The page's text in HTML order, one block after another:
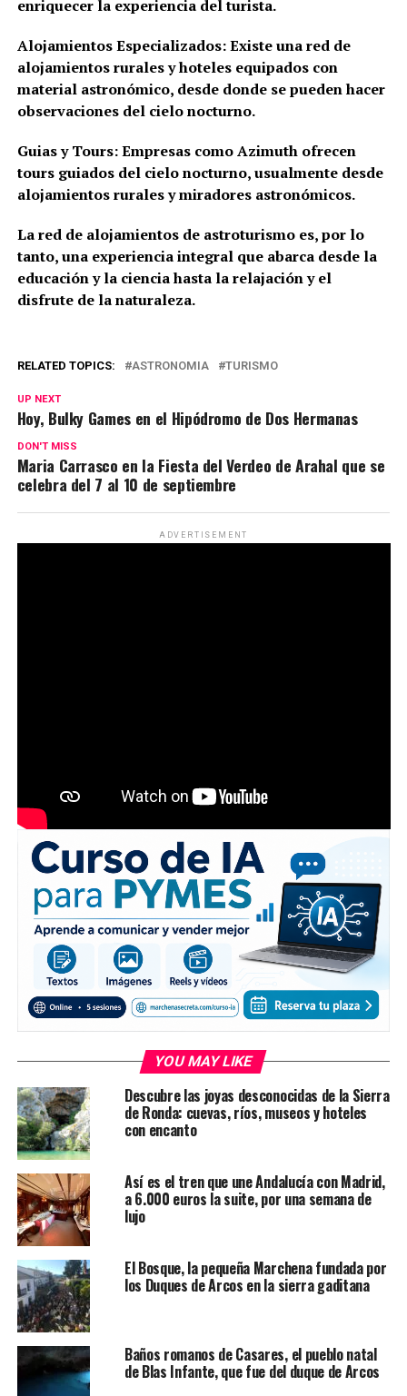
enriquecer la experiencia del turista.
Alojamientos Especializados: Existe una red de
alojamientos rurales y hoteles equipados con
material astronómico, desde donde se pueden hacer
observaciones del cielo nocturno.
Guias y Tours: Empresas como Azimuth ofrecen
tours guiados del cielo nocturno, usualmente desde
alojamientos rurales y miradores astronómicos.
La red de alojamientos de astroturismo es, por lo
tanto, una experiencia integral que abarca desde la
educación y la ciencia hasta la relajación y el
disfrute de la naturaleza.
RELATED TOPICS: ASTRONOMIA TURISMO
UP NEXT
Hoy, Bulky Games en el Hipódromo de Dos Hermanas
DON'T MISS
Maria Carrasco en la Fiesta del Verdeo de Arahal que se
celebra del 7 al 10 de septiembre
ADVERTISEMENT
YOU MAY LIKE
Descubre las joyas desconocidas de la Sierra
de Ronda: cuevas, ríos, museos y hoteles
con encanto
Así es el tren que une Andalucía con Madrid,
a 6.000 euros la suite, por una semana de
lujo
El Bosque, la pequeña Marchena fundada por
los Duques de Arcos en la sierra gaditana
Baños romanos de Casares, el pueblo natal
de Blas Infante, que fue del duque de Arcos